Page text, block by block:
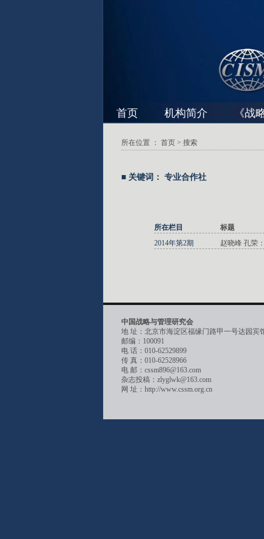
首页 机构简介 《战
所在位置 ： 首页 > 搜索
■ 关键词： 专业合作社
所在栏目 标题
2014年第2期
赵晓峰 孔荣
中国战略与管理研究会
地 址：北京市海淀区福缘门路甲一号达园宾
邮编：100091
电 话：010-62529899
传 真：010-62528966
电 邮：cssm896@163.com
杂志投稿：zlyglwk@163.com
网 址：http://www.cssm.org.cn